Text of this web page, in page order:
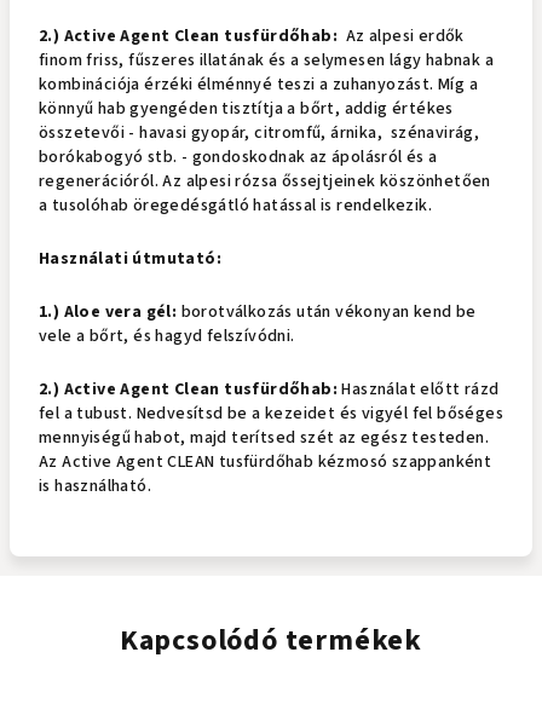
2.) Active Agent Clean tusfürdőhab: Az alpesi erdők
finom friss, fűszeres illatának és a selymesen lágy habnak a
kombinációja érzéki élménnyé teszi a zuhanyozást. Míg a
könnyű hab gyengéden tisztítja a bőrt, addig értékes
összetevői - havasi gyopár, citromfű, árnika, szénavirág,
borókabogyó stb. - gondoskodnak az ápolásról és a
regenerációról. Az alpesi rózsa őssejtjeinek köszönhetően
a tusolóhab öregedésgátló hatással is rendelkezik.
Használati útmutató:
1.) Aloe vera gél: borotválkozás után vékonyan kend be
vele a bőrt, és hagyd felszívódni.
2.) Active Agent Clean tusfürdőhab: Használat előtt rázd
fel a tubust. Nedvesítsd be a kezeidet és vigyél fel bőséges
mennyiségű habot, majd terítsed szét az egész testeden.
Az Active Agent CLEAN tusfürdőhab kézmosó szappanként
is használható.
Kapcsolódó termékek